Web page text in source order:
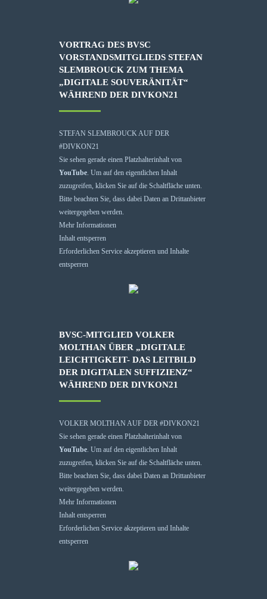
VORTRAG DES BVSC
VORSTANDSMITGLIEDS STEFAN
SLEMBROUCK ZUM THEMA
„DIGITALE SOUVERÄNITÄT“
WÄHREND DER DIVKON21
STEFAN SLEMBROUCK AUF DER
#DIVKON21
Sie sehen gerade einen Platzhalterinhalt von
YouTube. Um auf den eigentlichen Inhalt
zuzugreifen, klicken Sie auf die Schaltfläche unten.
Bitte beachten Sie, dass dabei Daten an Drittanbieter
weitergegeben werden.
Mehr Informationen
Inhalt entsperren
Erforderlichen Service akzeptieren und Inhalte
entsperren
BVSC-MITGLIED VOLKER
MOLTHAN ÜBER „DIGITALE
LEICHTIGKEIT- DAS LEITBILD
DER DIGITALEN SUFFIZIENZ“
WÄHREND DER DIVKON21
VOLKER MOLTHAN AUF DER #DIVKON21
Sie sehen gerade einen Platzhalterinhalt von
YouTube. Um auf den eigentlichen Inhalt
zuzugreifen, klicken Sie auf die Schaltfläche unten.
Bitte beachten Sie, dass dabei Daten an Drittanbieter
weitergegeben werden.
Mehr Informationen
Inhalt entsperren
Erforderlichen Service akzeptieren und Inhalte
entsperren